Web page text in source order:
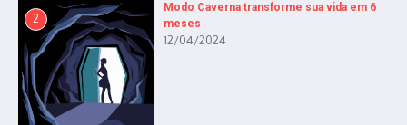
2
Modo Caverna transforme sua vida em 6
meses
12/04/2024